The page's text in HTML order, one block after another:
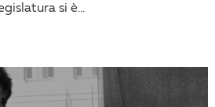
si è...